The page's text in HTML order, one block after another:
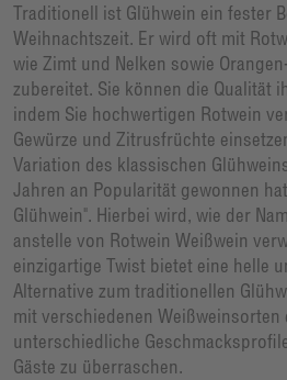
Traditionell ist Glühwein ein fester
Weihnachtszeit. Er wird oft mit
wie Zimt und Nelken sowie
zubereitet. Sie können die Qualität
indem Sie hochwertigen Rotwein
Gewürze und Zitrusfrüchte
Variation des klassischen
Jahren an Popularität gewonnen
Glühwein". Hierbei wird, wie der
anstelle von Rotwein Weißwein
einzigartige Twist bietet eine helle
Alternative zum traditionellen
mit verschiedenen
unterschiedliche
Gäste zu überraschen.